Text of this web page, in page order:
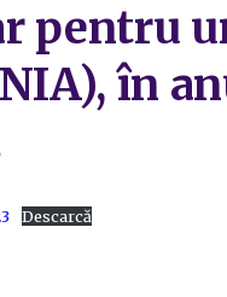
pentru
în
Descarcă